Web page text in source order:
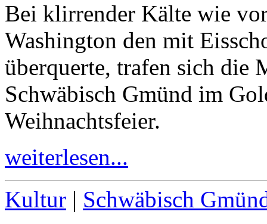
Bei klirrender Kälte wie
Washington den mit
überquerte, trafen sich die
Schwäbisch Gmünd im
Weihnachtsfeier.
weiterlesen...
Kultur | Schwäbisch